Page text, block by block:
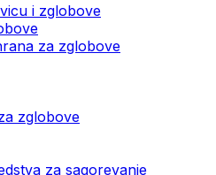
i zglobove
za zglobove
zglobove
za sagorevanje